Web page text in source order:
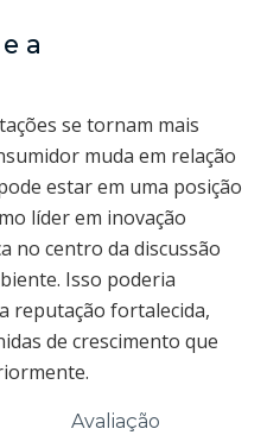
a
se tornam mais
muda em relação
estar em uma posição
líder em inovação
no centro da discussão
Isso poderia
reputação fortalecida,
de crescimento que
Avaliação